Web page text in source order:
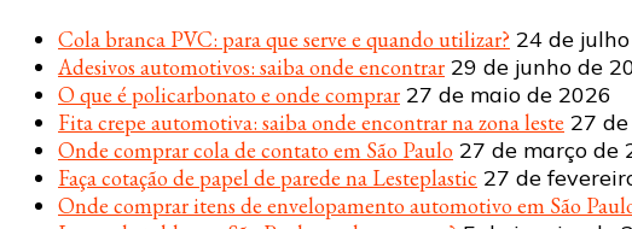
Cola branca PVC: para que serve e quando utilizar? 24 de
Adesivos automotivos: saiba onde encontrar 29 de junho de
O que é policarbonato e onde comprar 27 de maio de 2026
Fita crepe automotiva: saiba onde encontrar na zona leste 27
Onde comprar cola de contato em São Paulo 27 de março de
Faça cotação de papel de parede na Lesteplastic 27 de
Onde comprar itens de envelopamento automotivo em São